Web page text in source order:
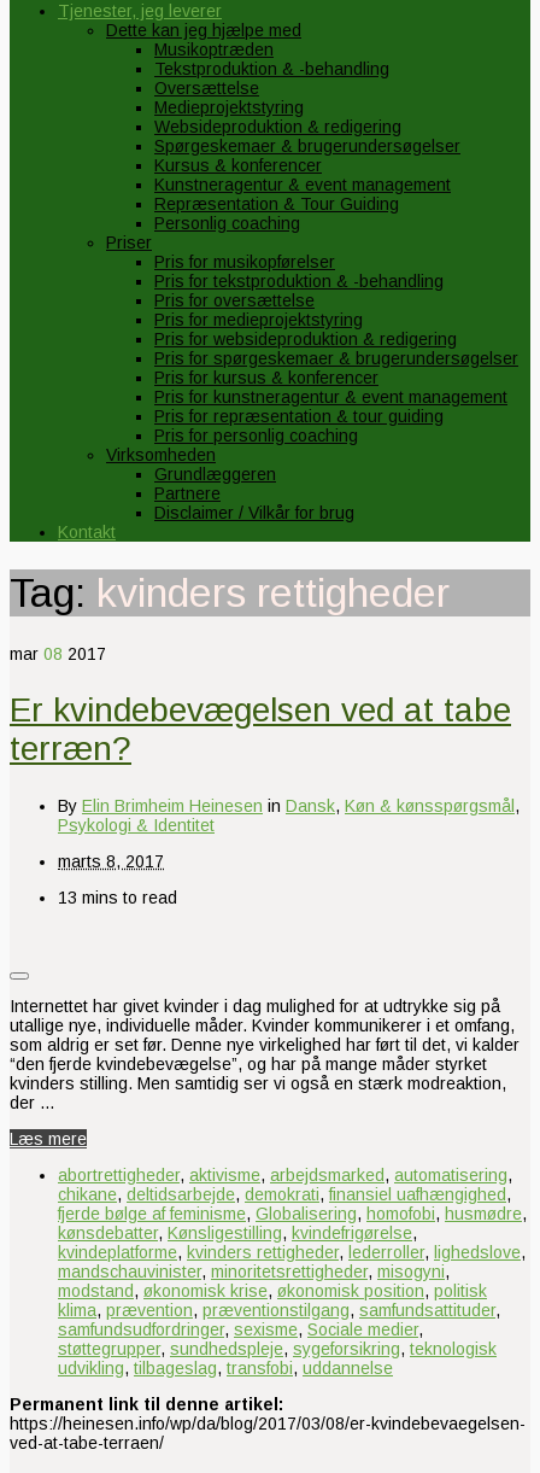
Tjenester, jeg leverer
Dette kan jeg hjælpe med
Musikoptræden
Tekstproduktion & -behandling
Oversættelse
Medieprojektstyring
Websideproduktion & redigering
Spørgeskemaer & brugerundersøgelser
Kursus & konferencer
Kunstneragentur & event management
Repræsentation & Tour Guiding
Personlig coaching
Priser
Pris for musikopførelser
Pris for tekstproduktion & -behandling
Pris for oversættelse
Pris for medieprojektstyring
Pris for websideproduktion & redigering
Pris for spørgeskemaer & brugerundersøgelser
Pris for kursus & konferencer
Pris for kunstneragentur & event management
Pris for repræsentation & tour guiding
Pris for personlig coaching
Virksomheden
Grundlæggeren
Partnere
Disclaimer / Vilkår for brug
Kontakt
Tag: kvinders rettigheder
mar 08 2017
Er kvindebevægelsen ved at tabe
terræn?
By Elin Brimheim Heinesen in Dansk, Køn & kønsspørgsmål ,
Psykologi & Identitet
marts 8, 2017
13 mins to read
Internettet har givet kvinder i dag mulighed for at udtrykke sig på
utallige nye, individuelle måder. Kvinder kommunikerer i et omfang,
som aldrig er set før. Denne nye virkelighed har ført til det, vi kalder
“den fjerde kvindebevægelse”, og har på mange måder styrket
kvinders stilling. Men samtidig ser vi også en stærk modreaktion,
der …
Læs mere
abortrettigheder, aktivisme, arbejdsmarked, automatisering,
chikane, deltidsarbejde, demokrati,finansiel uafhængighed,
fjerde bølge af feminisme, Globalisering, homofobi, husmødre,
kønsdebatter, Kønsligestilling, kvindefrigørelse,
kvindeplatforme, kvinders rettigheder, lederroller, lighedslove,
mandschauvinister, minoritetsrettigheder, misogyni,
modstand, økonomisk krise, økonomisk position, politisk
klima, prævention, præventionstilgang, samfundsattituder,
samfundsudfordringer, sexisme, Sociale medier,
støttegrupper, sundhedspleje, sygeforsikring, teknologisk
udvikling, tilbageslag, transfobi, uddannelse
Permanent link til denne artikel:
https://heinesen.info/wp/da/blog/2017/03/08/er-kvindebevaegelsen-
ved-at-tabe-terraen/